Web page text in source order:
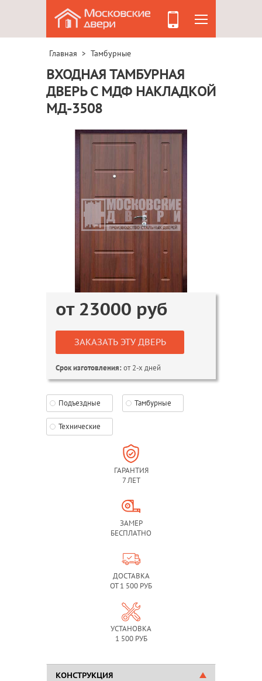
Главная > Тамбурные
ВХОДНАЯ ТАМБУРНАЯ
ДВЕРЬ С МДФ НАКЛАДКОЙ
МД-3508
от 23000 руб
ЗАКАЗАТЬ ЭТУ ДВЕРЬ
Срок изготовления:от 2-х дней
Подъездные Тамбурные
Технические
ГАРАНТИЯ
7 ЛЕТ
ЗАМЕР
БЕСПЛАТНО
ДОСТАВКА
ОТ 1 500 РУБ
УСТАНОВКА
1 500 РУБ
КОНСТРУКЦИЯ